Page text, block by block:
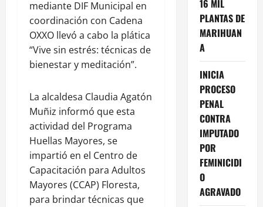
mediante DIF Municipal en
coordinación con Cadena
OXXO llevó a cabo la plática
“Vive sin estrés: técnicas de
bienestar y meditación”.
La alcaldesa Claudia Agatón
Muñiz informó que esta
actividad del Programa
Huellas Mayores, se
impartió en el Centro de
Capacitación para Adultos
Mayores (CCAP) Floresta,
para brindar técnicas que
16 MIL
PLANTAS DE
MARIHUAN
A
INICIA
PROCESO
PENAL
CONTRA
IMPUTADO
POR
FEMINICIDI
O
AGRAVADO